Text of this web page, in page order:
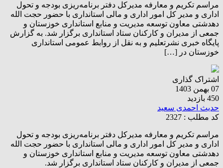
مراسم تکریم و معارفه مدیرکل دفتر برنامه‌ریزی بودجه و تحول
اداری و مدیر کل امور اداری و مالی استانداری با حضور حجت الله
دهدشتی معاون توسعه مدیریت و منابع استانداری خوزستان و
جمعی از مدیران و کارکنان ستاد استانداری برگزار شد. به گزارش
پایگاه خبری نشرتعلیم و به نقل از روابط عمومی استانداری
خوزستان در […]
اشتراک گذاری
07 بهمن 1403
450 بازدید
حدیث احمدی سعید
کد مطلب : 2327
مراسم تکریم و معارفه مدیرکل دفتر برنامه‌ریزی بودجه و تحول
اداری و مدیر کل امور اداری و مالی استانداری با حضور حجت الله
دهدشتی معاون توسعه مدیریت و منابع استانداری خوزستان و
جمعی از مدیران و کارکنان ستاد استانداری برگزار شد.